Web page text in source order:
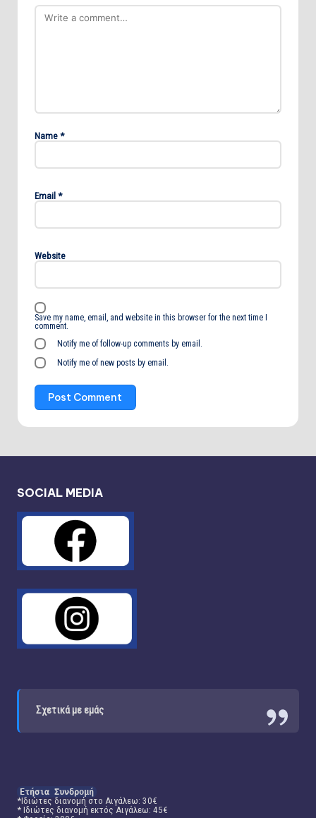
Name *
Email *
Website
Save my name, email, and website in this browser for the next time I
comment.
Notify me of follow-up comments by email.
Notify me of new posts by email.
SOCIAL MEDIA
Σχετικά με εμάς
Ετήσια Συνδρομή
*Ιδιώτες διανομή στο Αιγάλεω: 30€
* Ιδιώτες διανομή εκτός Αιγάλεω: 45€